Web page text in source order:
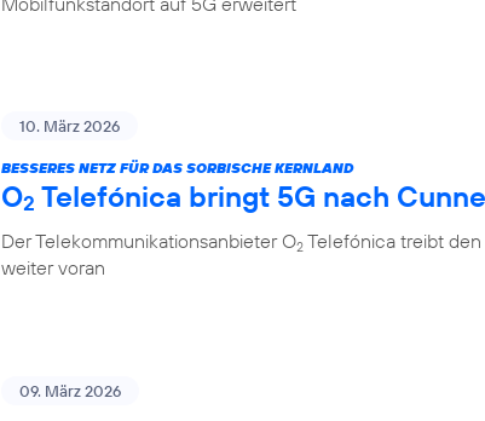
10. März 2026
BESSERES NETZ FÜR DAS SORBISCHE KERNLAND
O2 Telefónica bringt 5G nach
Der Telekommunikationsanbieter O2 Telefónica treibt den
weiter voran
09. März 2026